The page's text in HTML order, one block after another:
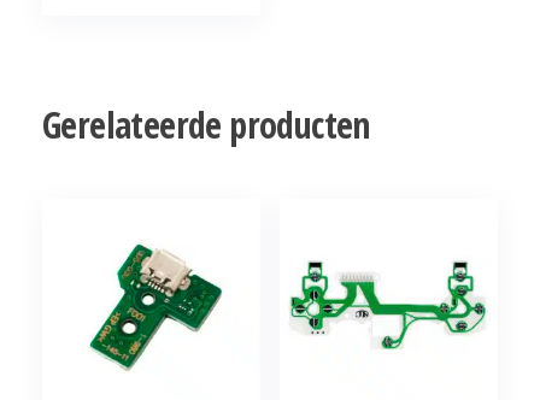
Gerelateerde producten